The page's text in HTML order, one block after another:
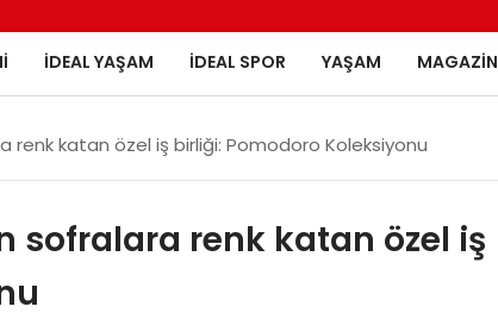
İDEAL YAŞAM İDEAL SPOR YAŞAM MAGAZIN
renk katan özel iş birliği: Pomodoro Koleksiyonu
sofralara renk katan özel iş